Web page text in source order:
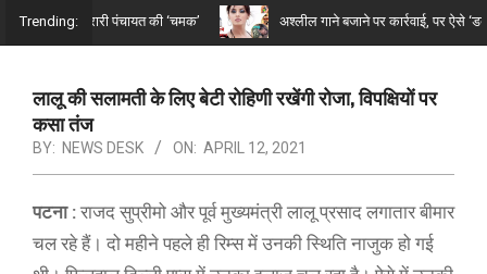
Trending:
तक पहुंची गरारी पंचायत की ‘चमक’ अश्लील गाने बजाने पर कार्रवाई, पर ऐसे ‘डबल
लालू की सलामती के लिए बेटी रोहिणी रखेंगी रोजा, विपक्षियों पर
कसा तंज
BY: NEWS DESK ON: APRIL 12, 2021
पटना : राजद सुप्रीमो और पूर्व मुख्यमंत्री लालू प्रसाद लगातार बीमार
चल रहे हैं। दो महीने पहले ही रिम्स में उनकी स्थिति नाजुक हो गई